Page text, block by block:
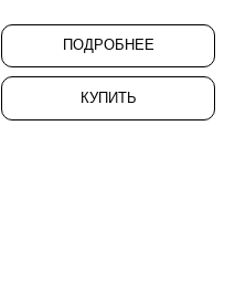
ПОДРОБНЕЕ
КУПИТЬ